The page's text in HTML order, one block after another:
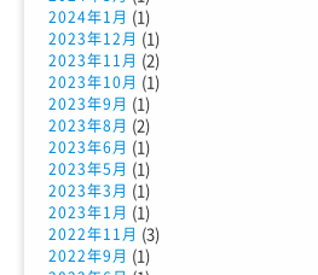
2024年1月 (1)
2023年12月 (1)
2023年11月 (2)
2023年10月 (1)
2023年9月 (1)
2023年8月 (2)
2023年6月 (1)
2023年5月 (1)
2023年3月 (1)
2023年1月 (1)
2022年11月 (3)
2022年9月 (1)